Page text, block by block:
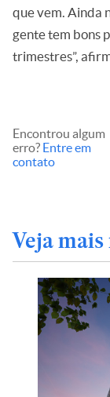
que vem. Ainda
gente tem bons
trimestres”,
Encontrou algum
erro? Entre em
contato
Veja